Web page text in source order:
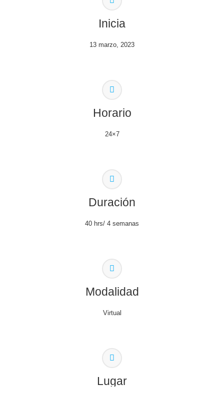
Inicia
13 marzo, 2023
Horario
24×7
Duración
40 hrs/ 4 semanas
Modalidad
Virtual
Lugar